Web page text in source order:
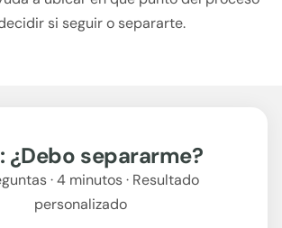
si seguir o separarte.
¿Debo separarme?
· 4 minutos · Resultado
personalizado